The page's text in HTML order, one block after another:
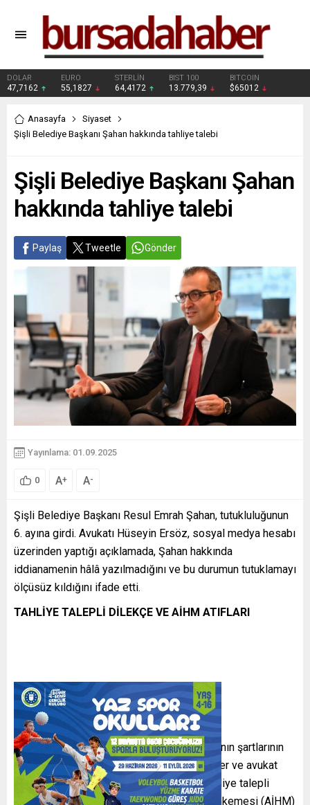
DOLAR
47,7162
EURO
55,1827
STERLİN
64,4172
BIST 100
13.779,39
BITCOIN
$65012
Anasayfa
Siyaset
Şişli Belediye Başkanı Şahan hakkında tahliye talebi
Şişli Belediye Başkanı Şahan
hakkında tahliye talebi
Paylaş Tweetle Gönder
Yayınlama: 01.09.2025
0 A+ A-
Şişli Belediye Başkanı Resul Emrah Şahan, tutukluluğunun
6. ayına girdi. Avukatı Hüseyin Ersöz, sosyal medya hesabı
üzerinden yaptığı açıklamada, Şahan hakkında
iddianamenin hâlâ yazılmadığını ve bu durumun tutuklamayı
ölçüsüz kıldığını ifade etti.
TAHLİYE TALEPLİ DİLEKÇE VE AİHM ATIFLARI
Ersöz açıklamasında, Şahan’ın tutuklanmasının şartlarının
oluşmadığını belirterek, avukat Enes Ermaner ve avukat
Buse Şahin ile birlikte bugün sundukları tahliye talepli
dilekçede konuyu Avrupa İnsan Hakları Mahkemesi (AİHM)